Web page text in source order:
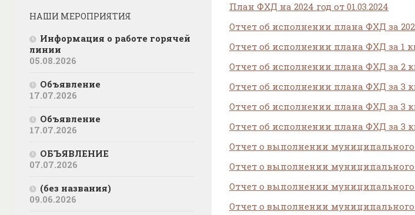
План ФХД на 2024 год от 01.03.2024
Отчет об исполнении плана ФХД за
Отчет об исполнении плана ФХД за 1
Отчет об исполнении плана ФХД за 2
Отчет об исполнении плана ФХД за 3
Отчет об исполнении плана ФХД за 3
Отчет об исполнении плана ФХД за 3
Отчет о выполнении муниципального
Отчет о выполнении муниципального
Отчет о выполнении муниципального
Отчет о выполнении муниципального
НАШИ МЕРОПРИЯТИЯ
Информация о работе горячей
линии
05.08.2026
Объявление
17.07.2026
Объявление
17.07.2026
ОБЪЯВЛЕНИЕ
07.07.2026
(без названия)
09.06.2026